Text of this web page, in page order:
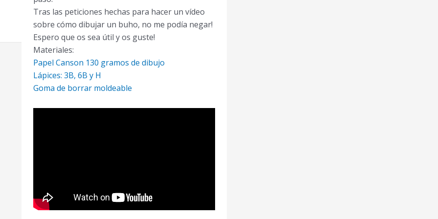
Tras las peticiones hechas para hacer un vídeo
sobre cómo dibujar un buho, no me podía negar!
Espero que os sea útil y os guste!
Materiales:
Papel Canson 130 gramos de dibujo
Lápices: 3B, 6B y H
Goma de borrar moldeable